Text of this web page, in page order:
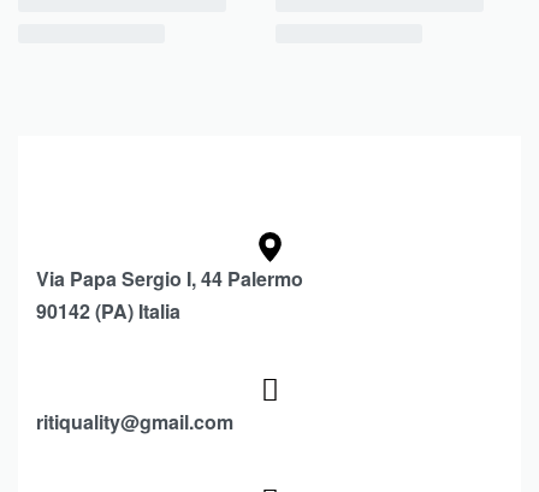
Via Papa Sergio I, 44 Palermo
90142 (PA) Italia
ritiquality@gmail.com